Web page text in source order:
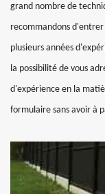
grand nombre de
recommandons
plusieurs années
la possibilité de vous
d'expérience en la
formulaire sans avoir à